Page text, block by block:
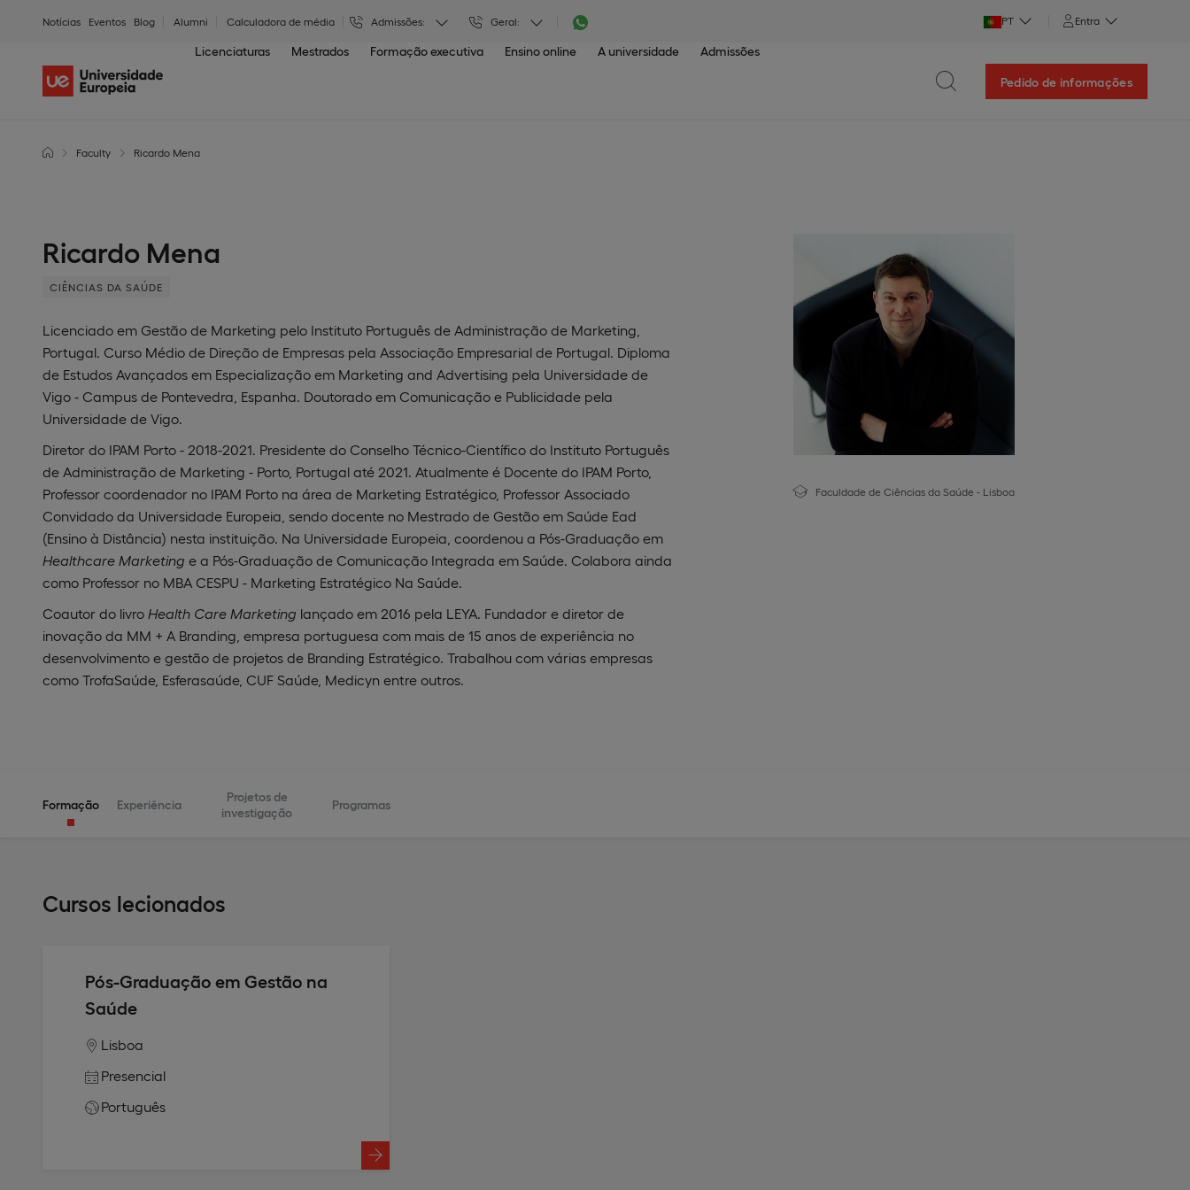
Notícias Eventos Blog Alumni Calculadora de média Admissões: Geral: PT Entra
Licenciaturas Mestrados Formação executiva Ensino online A universidade Admissões
Pedido de informações
Faculty Ricardo Mena
Faculdade de Ciências da Saúde - Lisboa
Ricardo Mena
CIÊNCIAS DA SAÚDE
Licenciado em Gestão de Marketing pelo Instituto Português de Administração de Marketing,
Portugal. Curso Médio de Direção de Empresas pela Associação Empresarial de Portugal. Diploma
de Estudos Avançados em Especialização em Marketing and Advertising pela Universidade de
Vigo - Campus de Pontevedra, Espanha. Doutorado em Comunicação e Publicidade pela
Universidade de Vigo.
Diretor do IPAM Porto - 2018-2021. Presidente do Conselho Técnico-Científico do Instituto Português
de Administração de Marketing - Porto, Portugal até 2021. Atualmente é Docente do IPAM Porto,
Professor coordenador no IPAM Porto na área de Marketing Estratégico, Professor Associado
Convidado da Universidade Europeia, sendo docente no Mestrado de Gestão em Saúde Ead
(Ensino à Distância) nesta instituição. Na Universidade Europeia, coordenou a Pós-Graduação em
Healthcare Marketing e a Pós-Graduação de Comunicação Integrada em Saúde. Colabora ainda
como Professor no MBA CESPU - Marketing Estratégico Na Saúde.
Coautor do livro Health Care Marketing lançado em 2016 pela LEYA. Fundador e diretor de
inovação da MM + A Branding, empresa portuguesa com mais de 15 anos de experiência no
desenvolvimento e gestão de projetos de Branding Estratégico. Trabalhou com várias empresas
como TrofaSaúde, Esferasaúde, CUF Saúde, Medicyn entre outros.
Formação Experiência
Projetos de
investigação
Programas
Cursos lecionados
Pós-Graduação em Gestão na
Saúde
Lisboa
Presencial
Português